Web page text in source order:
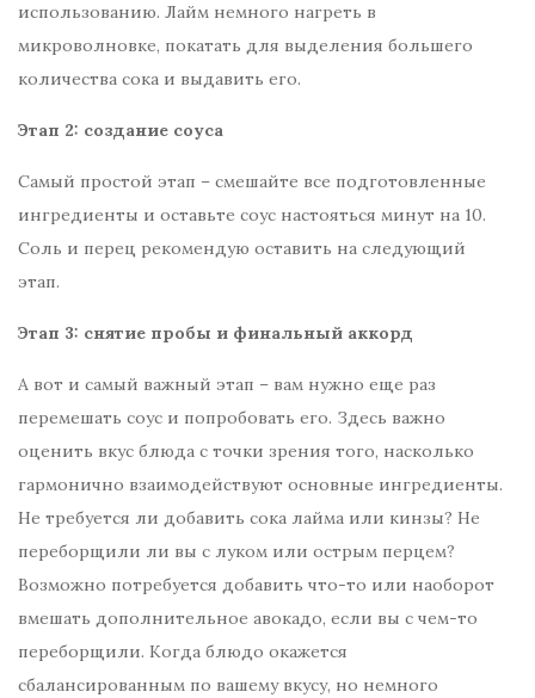
использованию. Лайм немного нагреть в
микроволновке, покатать для выделения большего
количества сока и выдавить его.
Этап 2: создание соуса
Самый простой этап – смешайте все подготовленные
ингредиенты и оставьте соус настояться минут на 10.
Соль и перец рекомендую оставить на следующий
этап.
Этап 3: снятие пробы и финальный аккорд
А вот и самый важный этап – вам нужно еще раз
перемешать соус и попробовать его. Здесь важно
оценить вкус блюда с точки зрения того, насколько
гармонично взаимодействуют основные ингредиенты.
Не требуется ли добавить сока лайма или кинзы? Не
переборщили ли вы с луком или острым перцем?
Возможно потребуется добавить что-то или наоборот
вмешать дополнительное авокадо, если вы с чем-то
переборщили. Когда блюдо окажется
сбалансированным по вашему вкусу, но немного